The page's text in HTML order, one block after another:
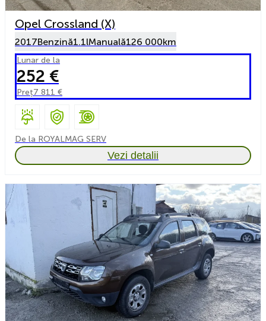
Opel Crossland (X)
2017Benzină1.1lManuală126 000km
Lunar de la
252 €
Preț7 811 €
De la ROYALMAG SERV
Vezi detalii